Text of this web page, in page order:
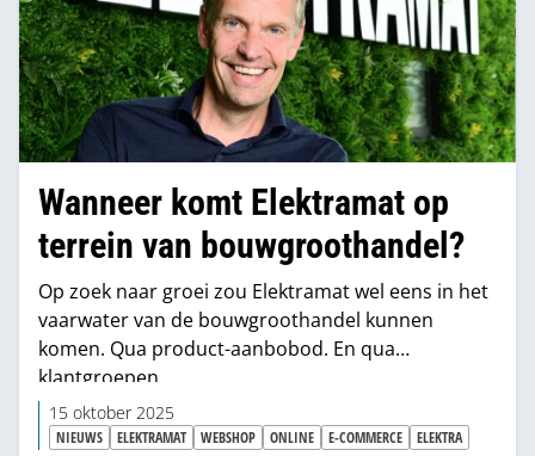
Wanneer komt Elektramat op
terrein van bouwgroothandel?
Op zoek naar groei zou Elektramat wel eens in het
vaarwater van de bouwgroothandel kunnen
komen. Qua product-aanbobod. En qua
klantgroepen.
15 oktober 2025
NIEUWS ELEKTRAMAT WEBSHOP ONLINE E-COMMERCE ELEKTRA